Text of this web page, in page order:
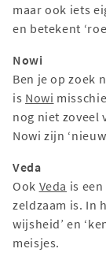
maar ook iets
en betekent
Nowi
Ben je op zoek
is Nowi
nog niet zoveel
Nowi zijn
Veda
Ook Veda is
zeldzaam is. In
wijsheid’ en
meisjes.